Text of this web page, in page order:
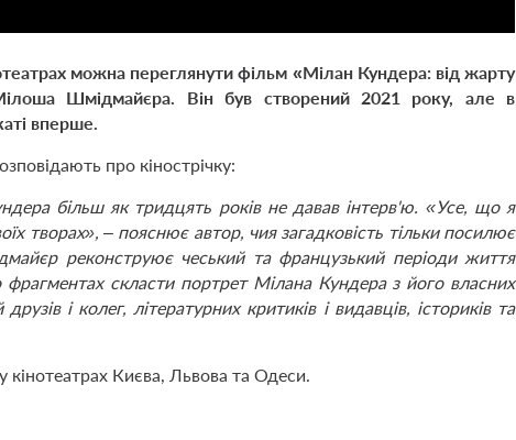
можна переглянути фільм «Мілан Кундера: від жарту
Шмідмайєра. Він був створений 2021 року, але в
вперше.
про кінострічку:
більш як тридцять років не давав інтерв'ю. «Усе, що я
творах», – пояснює автор, чия загадковість тільки посилює
реконструює чеський та французький періоди життя
скласти портрет Мілана Кундера з його власних
і колег, літературних критиків і видавців, істориків та
Києва, Львова та Одеси.